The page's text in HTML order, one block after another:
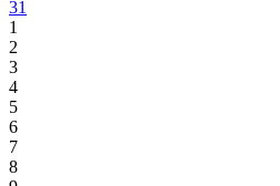
31
1
2
3
4
5
6
7
8